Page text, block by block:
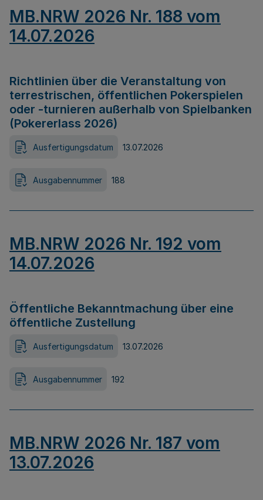
MB.NRW 2026 Nr. 188 vom
14.07.2026
Richtlinien über die Veranstaltung von
terrestrischen, öffentlichen Pokerspielen
oder -turnieren außerhalb von Spielbanken
(Pokererlass 2026)
Ausfertigungsdatum 13.07.2026
Ausgabennummer 188
MB.NRW 2026 Nr. 192 vom
14.07.2026
Öffentliche Bekanntmachung über eine
öffentliche Zustellung
Ausfertigungsdatum 13.07.2026
Ausgabennummer 192
MB.NRW 2026 Nr. 187 vom
13.07.2026